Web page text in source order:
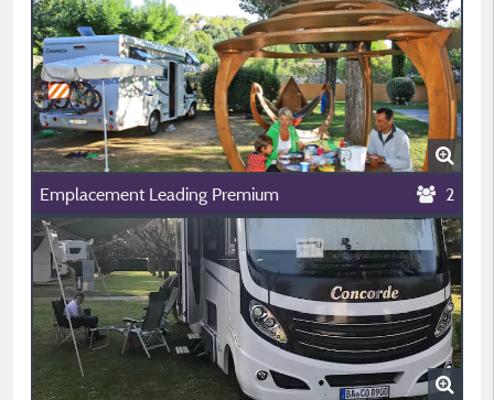
Emplacement Leading Premium 2